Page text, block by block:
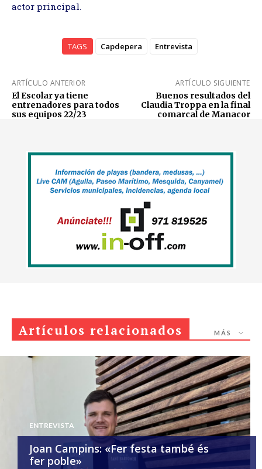
actor principal.
TAGS Capdepera Entrevista
ARTÍCULO ANTERIOR
El Escolar ya tiene
entrenadores para todos
sus equipos 22/23
ARTÍCULO SIGUIENTE
Buenos resultados del
Claudia Troppa en la final
comarcal de Manacor
Artículos relacionados MÁS
ENTREVISTA
Joan Campins: «Fer festa també és
fer poble»